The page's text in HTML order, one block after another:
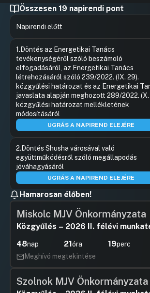
Összesen 19 napirendi pont
Napirendi előtt
1.Döntés az Energetikai Tanács
tevékenységéről szóló beszámoló
elfogadásáról, az Energetikai Tanács
létrehozásáról szóló 239/2022. (IX. 29).
közgyűlési határozat és az Energetikai
javaslata alapján meghozott 289/2022. (X.
közgyűlési határozat mellékletének
módosításáról
UGRÁS A NAPIREND ELEJÉRE
2.Döntés Shusha városával való
együttműködésről szóló megállapodás
jóváhagyásáról
UGRÁS A NAPIREND ELEJÉRE
1.Döntés Veszprém Megyei Jogú Város
Önkormányzata Közgyűlésének az
egészségügyi alapellátások körzeteinek
meghatározásáról szóló 27/2021. (VI.
kívül helyezéséről
2.Döntés Veszprém Megyei Jogú Város
Önkormányzata Közgyűlésének a
használatáról szóló 8/2022. (III. 24.)
Hamarosan élőben!
Miskolc MJV Önkormányzata
Közgyűlés – 2026 II. félévi
48nap 21óra 19perc
Meghívó megtekintése
Szolnok MJV Önkormányzata